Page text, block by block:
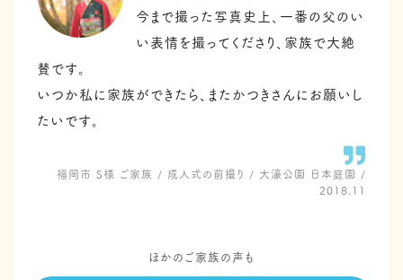
今まで撮った写真史上、一番の父のい
い表情を撮ってくださり、家族で大絶
賛です。
いつか私に家族ができたら、またかつきさんにお願いし
たいです。
福岡市 S様 ご家族 / 成人式の前撮り / 大濠公園 日本庭園 /
2018.11
ほかのご家族の声も